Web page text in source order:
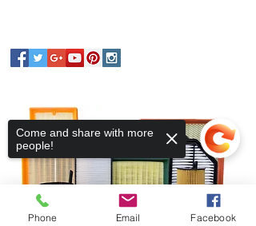
Phone Email Facebook
Come and share with more
people!